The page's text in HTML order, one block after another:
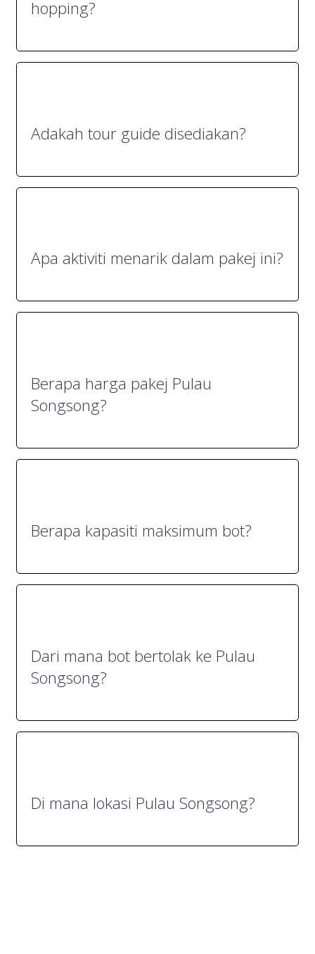
hopping?
Adakah tour guide disediakan?
Apa aktiviti menarik dalam pakej ini?
Berapa harga pakej Pulau
Songsong?
Berapa kapasiti maksimum bot?
Dari mana bot bertolak ke Pulau
Songsong?
Di mana lokasi Pulau Songsong?